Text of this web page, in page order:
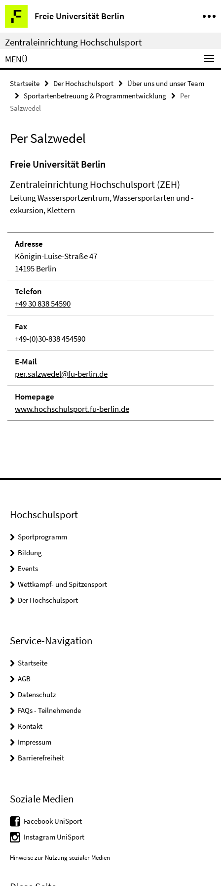
Springe
direkt
zu
Inhalt
Freie Universität Berlin
Service-
Navigation
Zentraleinrichtung Hochschulsport
MENÜ
Startseite Der Hochschulsport
Über uns und unser Team
Sportartenbetreuung & Programmentwicklung
Per
Salzwedel
Per Salzwedel
Freie Universität Berlin
Zentraleinrichtung Hochschulsport (ZEH)
Leitung Wassersportzentrum, Wassersportarten und -
exkursion, Klettern
Adresse
Königin-Luise-Straße 47
14195 Berlin
Telefon
+49 30 838 54590
Fax
+49-(0)30-838 454590
E-Mail
per.salzwedel@fu-berlin.de
Homepage
www.hochschulsport.fu-berlin.de
Hochschulsport
Sportprogramm
Bildung
Events
Wettkampf- und Spitzensport
Der Hochschulsport
Service-Navigation
Startseite
AGB
Datenschutz
FAQs - Teilnehmende
Kontakt
Impressum
Barrierefreiheit
Soziale Medien
Facebook UniSport
Instagram UniSport
Hinweise zur Nutzung sozialer Medien